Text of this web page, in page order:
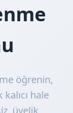
öğrenin,
hale
üyelik